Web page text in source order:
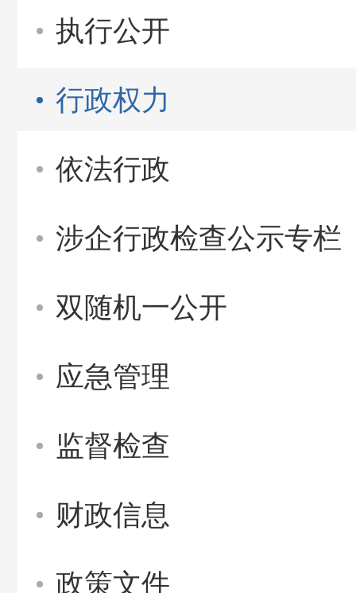
执行公开
行政权力
依法行政
涉企行政检查公示专栏
双随机一公开
应急管理
监督检查
财政信息
政策文件